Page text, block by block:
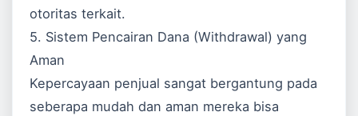
otoritas terkait.
5. Sistem Pencairan Dana (Withdrawal) yang
Aman
Kepercayaan penjual sangat bergantung pada
seberapa mudah dan aman mereka bisa